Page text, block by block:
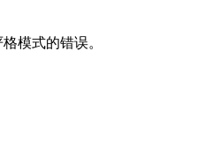
模式的错误。